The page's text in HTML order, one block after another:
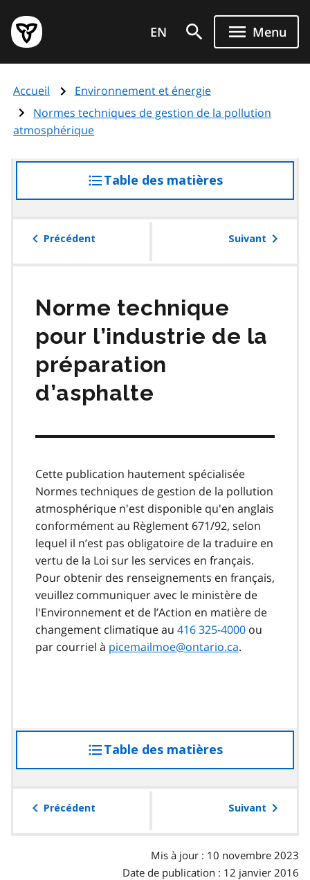
au
contenu
principal
Page
d'accueil
de
l'Ontario
EN Menu
Accueil
Environnement et énergie
Normes techniques de gestion de la pollution
atmosphérique
Table des matières
à
table
Précédent Suivant
Norme technique
pour l’industrie de la
préparation
d’asphalte
Cette publication hautement spécialisée
Normes techniques de gestion de la pollution
atmosphérique n'est disponible qu'en anglais
conformément au Règlement 671/92, selon
lequel il n’est pas obligatoire de la traduire en
vertu de la Loi sur les services en français.
Pour obtenir des renseignements en français,
veuillez communiquer avec le ministère de
l'Environnement et de l’Action en matière de
changement climatique au 416 325-4000 ou
par courriel à picemailmoe@ontario.ca.
Table des matières
à
table
Précédent Suivant
Mis à jour : 10 novembre 2023
Date de publication : 12 janvier 2016